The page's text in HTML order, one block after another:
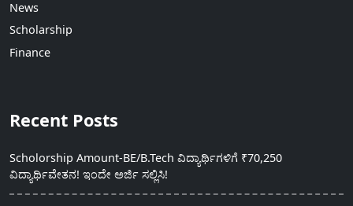
News
Scholarship
Finance
Recent Posts
Scholorship Amount-BE/B.Tech ವಿದ್ಯಾರ್ಥಿಗಳಿಗೆ ₹70,250
ವಿದ್ಯಾರ್ಥಿವೇತನ! ಇಂದೇ ಅರ್ಜಿ ಸಲ್ಲಿಸಿ!